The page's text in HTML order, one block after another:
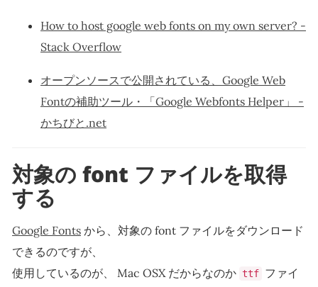
How to host google web fonts on my own server? -
Stack Overflow
オープンソースで公開されている、Google Web
Fontの補助ツール・「Google Webfonts Helper」 -
かちびと.net
対象の font ファイルを取得
する
Google Fonts から、対象の font ファイルをダウンロード
できるのですが、
使用しているのが、 Mac OSX だからなのか ttf ファイ